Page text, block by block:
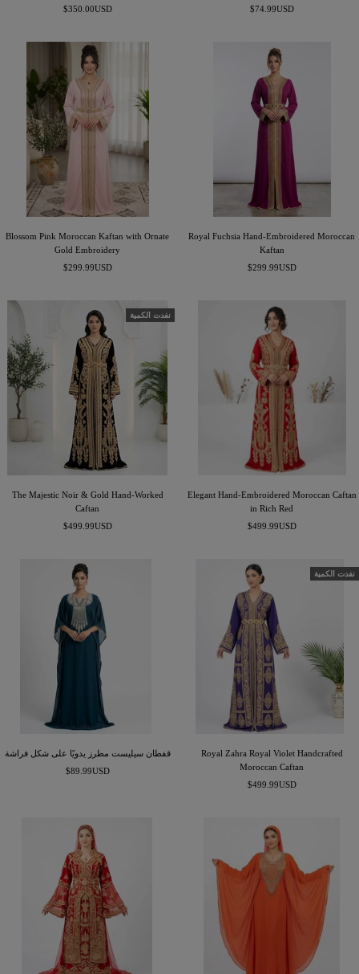
السعر
$74.99USD
السعر
$350.00USD
Royal Fuchsia Hand-Embroidered Moroccan
Kaftan
السعر
$299.99USD
Blossom Pink Moroccan Kaftan with Ornate
Gold Embroidery
السعر
$299.99USD
Elegant Hand-Embroidered Moroccan Caftan
in Rich Red
السعر
$499.99USD
نفدت الكمية
The Majestic Noir & Gold Hand-Worked
Caftan
السعر
$499.99USD
نفدت الكمية
Royal Zahra Royal Violet Handcrafted
Moroccan Caftan
السعر
$499.99USD
قفطان سيليست مطرز يدويًا على شكل فراشة
السعر
$89.99USD